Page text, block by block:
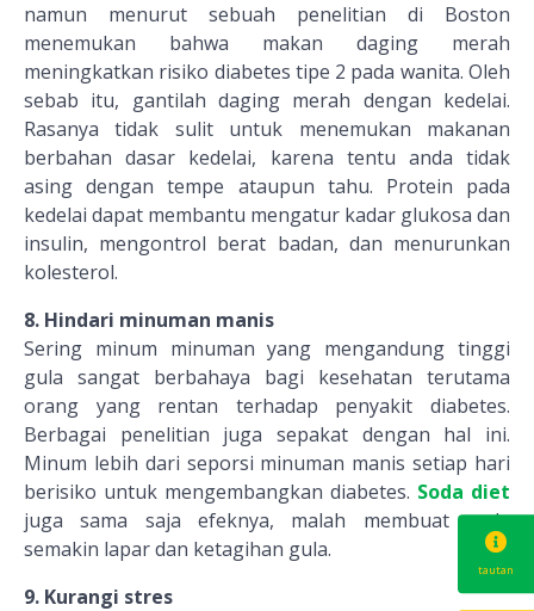
namun menurut sebuah penelitian di Boston
menemukan bahwa makan daging merah
meningkatkan risiko diabetes tipe 2 pada wanita. Oleh
sebab itu, gantilah daging merah dengan kedelai.
Rasanya tidak sulit untuk menemukan makanan
berbahan dasar kedelai, karena tentu anda tidak
asing dengan tempe ataupun tahu. Protein pada
kedelai dapat membantu mengatur kadar glukosa dan
insulin, mengontrol berat badan, dan menurunkan
kolesterol.
8. Hindari minuman manis
Sering minum minuman yang mengandung tinggi
gula sangat berbahaya bagi kesehatan terutama
orang yang rentan terhadap penyakit diabetes.
Berbagai penelitian juga sepakat dengan hal ini.
Minum lebih dari seporsi minuman manis setiap hari
berisiko untuk mengembangkan diabetes. Soda diet
juga sama saja efeknya, malah membuat anda
semakin lapar dan ketagihan gula.
9. Kurangi stres
tautan